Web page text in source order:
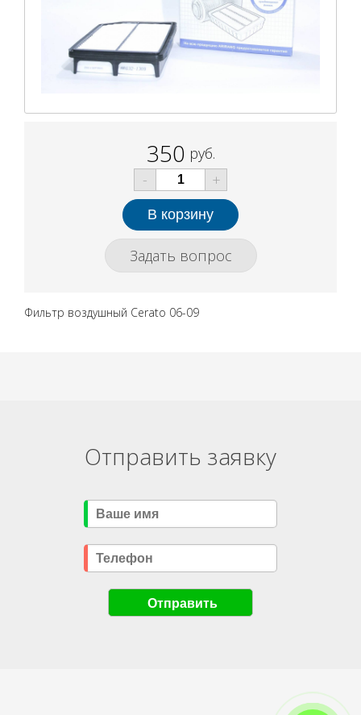
350 руб.
-
+
Задать вопрос
Фильтр воздушный Cerato 06-09
Отправить заявку